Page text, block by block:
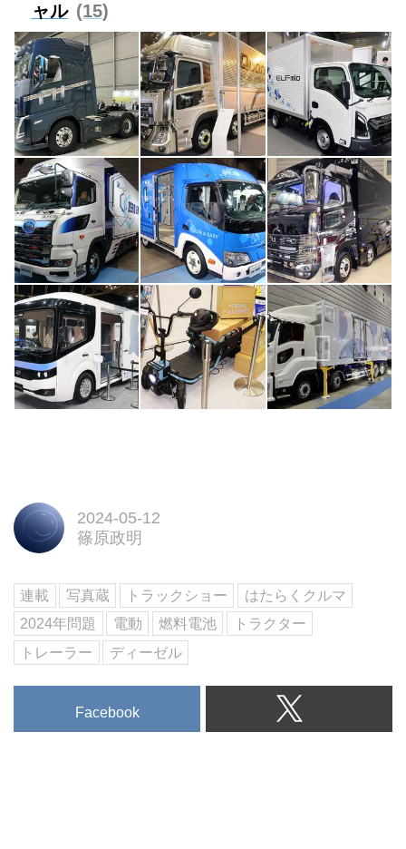
ャル
15
2024-05-12
篠原政明
連載 写真蔵 トラックショー
はたらくクルマ
2024年問題
電動 燃料電池
トラクター
トレーラー
ディーゼル
Facebook